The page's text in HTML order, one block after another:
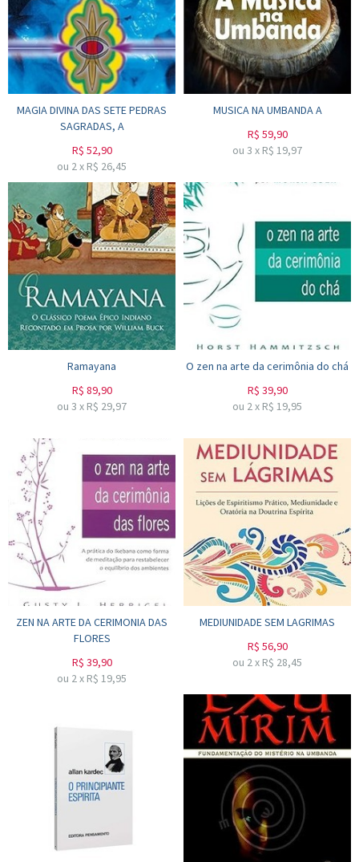
MAGIA DIVINA DAS SETE PEDRAS
SAGRADAS, A
R$ 52,90
ou 2x R$ 26,45
MUSICA NA UMBANDA A
R$ 59,90
ou 3 x R$ 19,97
Ramayana
R$ 89,90
ou 3 x R$ 29,97
O zen na arte da cerimônia do chá
R$ 39,90
ou 2x R$ 19,95
ZEN NA ARTE DA CERIMONIA DAS
FLORES
R$ 39,90
ou 2x R$ 19,95
MEDIUNIDADE SEM LAGRIMAS
R$ 56,90
ou 2x R$ 28,45